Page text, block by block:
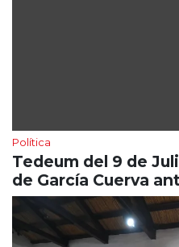
Política
Tedeum del 9 de
de García Cuerva